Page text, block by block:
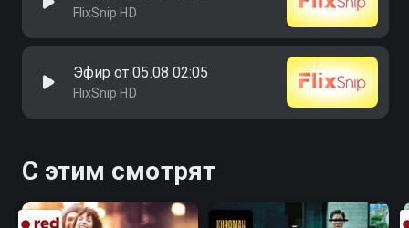
FlixSnip HD
Эфир от 05.08 02:05
FlixSnip HD
С этим смотрят